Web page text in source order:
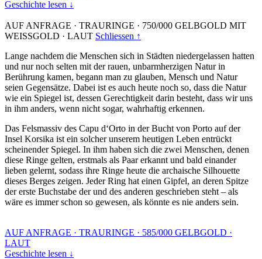
Geschichte lesen ↓
AUF ANFRAGE · TRAURINGE · 750/000 GELBGOLD MIT
WEISSGOLD · LAUT Schliessen ↑
Lange nachdem die Menschen sich in Städten niedergelassen hatten
und nur noch selten mit der rauen, unbarmherzigen Natur in
Berührung kamen, begann man zu glauben, Mensch und Natur
seien Gegensätze. Dabei ist es auch heute noch so, dass die Natur
wie ein Spiegel ist, dessen Gerechtigkeit darin besteht, dass wir uns
in ihm anders, wenn nicht sogar, wahrhaftig erkennen.
Das Felsmassiv des Capu d‘Orto in der Bucht von Porto auf der
Insel Korsika ist ein solcher unserem heutigen Leben entrückt
scheinender Spiegel. In ihm haben sich die zwei Menschen, denen
diese Ringe gelten, erstmals als Paar erkannt und bald einander
lieben gelernt, sodass ihre Ringe heute die archaische Silhouette
dieses Berges zeigen. Jeder Ring hat einen Gipfel, an deren Spitze
der erste Buchstabe der und des anderen geschrieben steht – als
wäre es immer schon so gewesen, als könnte es nie anders sein.
AUF ANFRAGE · TRAURINGE · 585/000 GELBGOLD ·
LAUT
Geschichte lesen ↓